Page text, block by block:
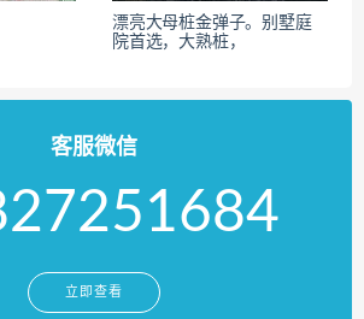
漂亮大母桩金弹子。别墅庭
院首选，大熟桩，
客服微信
立即查看